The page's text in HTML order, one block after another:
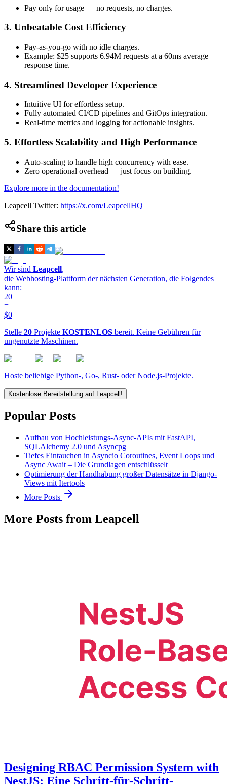
Pay only for usage — no requests, no charges.
3. Unbeatable Cost Efficiency
Pay-as-you-go with no idle charges.
Example: $25 supports 6.94M requests at a 60ms average
response time.
4. Streamlined Developer Experience
Intuitive UI for effortless setup.
Fully automated CI/CD pipelines and GitOps integration.
Real-time metrics and logging for actionable insights.
5. Effortless Scalability and High Performance
Auto-scaling to handle high concurrency with ease.
Zero operational overhead — just focus on building.
Explore more in the documentation!
Leapcell Twitter: https://x.com/LeapcellHQ
Share this article
Wir sind Leapcell,
die Webhosting-Plattform der nächsten Generation, die Folgendes
kann:
20
=
$0
Stelle 20 Projekte KOSTENLOS bereit. Keine Gebühren für
ungenutzte Maschinen.
Hoste beliebige Python-, Go-, Rust- oder Node.js-Projekte.
Kostenlose Bereitstellung auf Leapcell!
Popular Posts
Aufbau von Hochleistungs-Async-APIs mit FastAPI,
SQLAlchemy 2.0 und Asyncpg
Tiefes Eintauchen in Asyncio Coroutines, Event Loops und
Async Await – Die Grundlagen entschlüsselt
Optimierung der Handhabung großer Datensätze in Django-
Views mit Itertools
More Posts
More Posts from Leapcell
Designing RBAC Permission System with
NestJS: Eine Schritt-für-Schritt-